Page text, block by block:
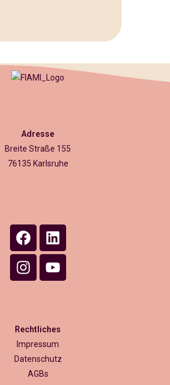
Adresse
Breite Straße 155
76135 Karlsruhe
Rechtliches
Impressum
Datenschutz
AGBs